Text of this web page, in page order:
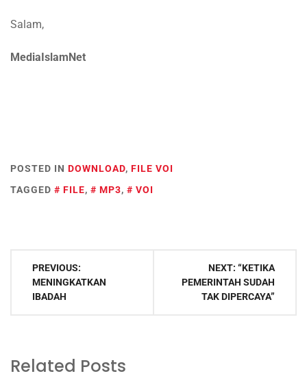
Salam,
MediaIslamNet
POSTED IN DOWNLOAD, FILE VOI
TAGGED
FILE, MP3, VOI
navigation
PREVIOUS:
MENINGKATKAN
IBADAH
NEXT: “KETIKA
PEMERINTAH SUDAH
TAK DIPERCAYA”
Related Posts